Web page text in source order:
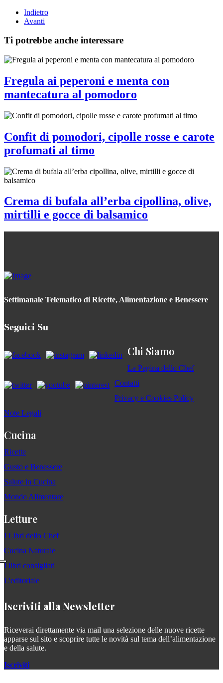
Indietro
Avanti
Ti potrebbe anche interessare
Fregula ai peperoni e menta con
mantecatura al pomodoro
Confit di pomodori, cipolle rosse e carote
profumati al timo
Crema di bufala all’erba cipollina, olive,
mirtilli e gocce di balsamico
Settimanale Telematico di Ricette, Alimentazione e Benessere
Seguici Su
Chi Siamo
La Pagina dello Chef
Contatti
Privacy e Cookies Policy
Note Legali
Cucina
Ricette
Gusto e Benessere
Salute in Cucina
Mondo Alimentare
Letture
I Libri dello Chef
Cucina Naturale
I libri consigliati
L'editoriale
Iscriviti alla Newsletter
Riceverai direttamente via mail una selezione delle nuove ricette
apparse sul sito e scoprire tutte le novità sul tema dell’alimentazione
e della salute.
Iscriviti